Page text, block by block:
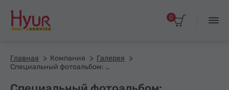
0
Главная Компания
Галерея
Специальный фотоальбом: Десятилетие «Йур Сервис» – 25 июня, 2012